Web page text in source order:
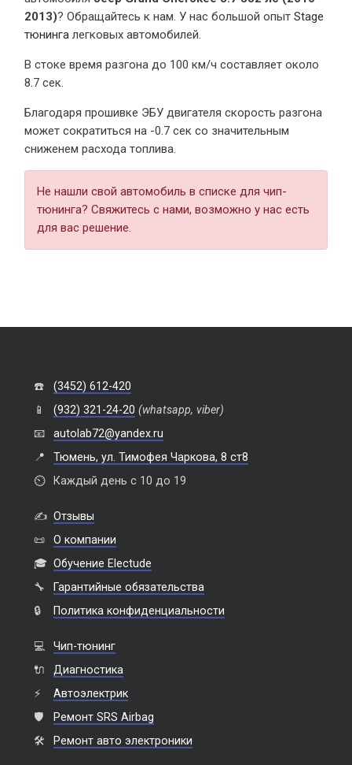
2013)? Обращайтесь к нам. У нас большой опытStage
тюнинга легковых автомобилей.
В стоке время разгонадо 100 км/ч составляет около
8.7 сек.
Благодаря прошивке ЭБУ двигателя скорость разгона
может сократиться на -0.7 сек со значительным
сниженем расхода топлива.
Не нашли свой автомобиль в списке для чип-
тюнинга? Свяжитесь с нами, возможно у нас есть
для вас решение.
☎️
(3452) 612-420
📱
(932) 321-24-20 (whatsapp, viber)
📧
autolab72@yandex.ru
📍
Тюмень, ул. Тимофея Чаркова, 8 ст8
⏲️
Каждый день с 10 до 19
✍️ Отзывы
📜
О компании
🎓 Обучение Electude
🔧
Гарантийные обязательства
🔒
Политика конфиденциальности
💻
Чип-тюнинг
🔌
Диагностика
⚡
Автоэлектрик
🛡️
Ремонт SRS Airbag
🛠️
Ремонт авто электроники